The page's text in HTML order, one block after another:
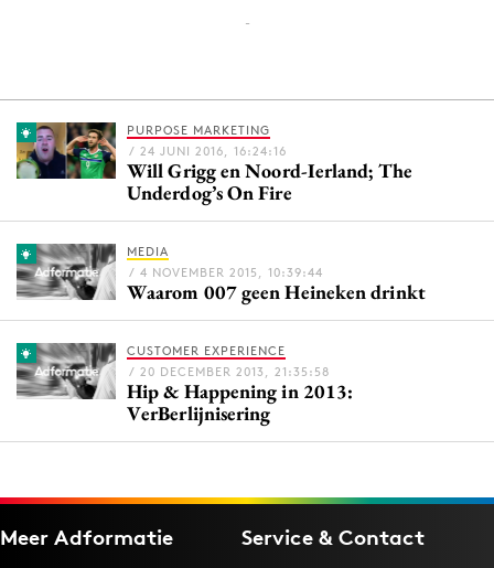
Menu
9 sept: GenAI-training
12 nov: MarketingLive!
Events
Opleidingen
Partners
Topics
-
PURPOSE MARKETING
/ 24 JUNI 2016, 16:24:16
Will Grigg en Noord-Ierland; The
Underdog’s On Fire
MEDIA
/ 4 NOVEMBER 2015, 10:39:44
Waarom 007 geen Heineken drinkt
CUSTOMER EXPERIENCE
/ 20 DECEMBER 2013, 21:35:58
Hip & Happening in 2013:
VerBerlijnisering
Meer Adformatie Service & Contact